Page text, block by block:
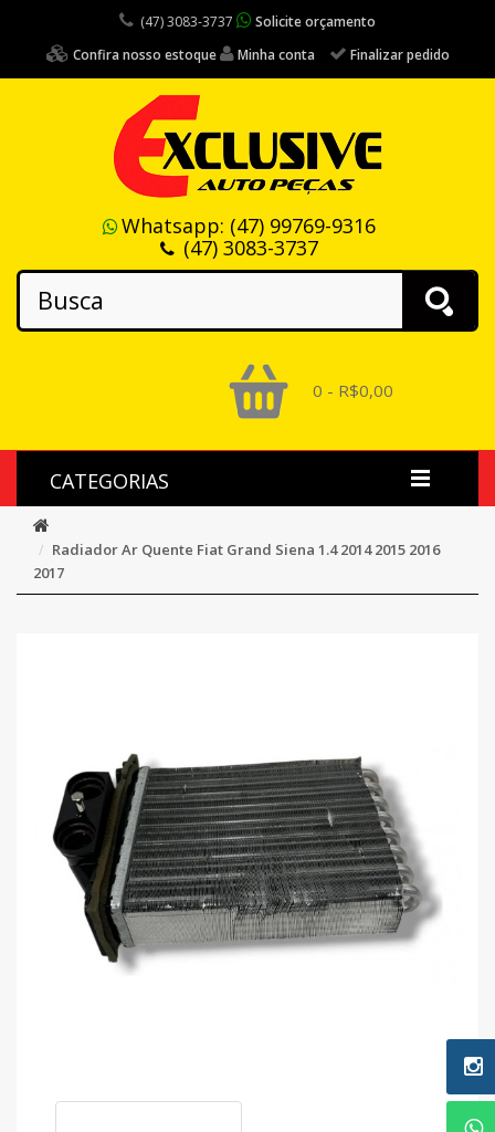
(47) 3083-3737
Solicite orçamento
Confira nosso estoque
Minha conta Finalizar pedido
Whatsapp: (47) 99769-9316
(47) 3083-3737
0 - R$0,00
CATEGORIAS
Radiador Ar Quente Fiat Grand Siena 1.4 2014 2015 2016
2017